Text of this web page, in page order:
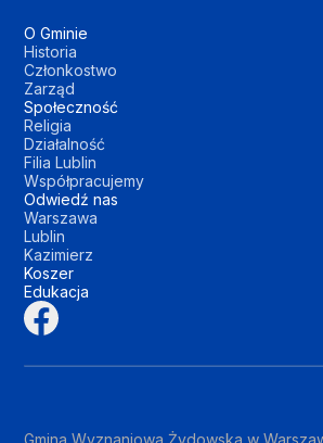
O Gminie
Historia
Członkostwo
Zarząd
Społeczność
Religia
Działalność
Filia Lublin
Współpracujemy
Odwiedź nas
Warszawa
Lublin
Kazimierz
Koszer
Edukacja
Gmina Wyznaniowa Żydowska w